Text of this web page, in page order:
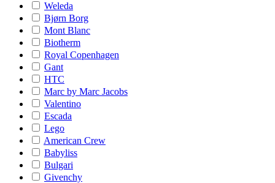
Weleda
Bjørn Borg
Mont Blanc
Biotherm
Royal Copenhagen
Gant
HTC
Marc by Marc Jacobs
Valentino
Escada
Lego
American Crew
Babyliss
Bulgari
Givenchy